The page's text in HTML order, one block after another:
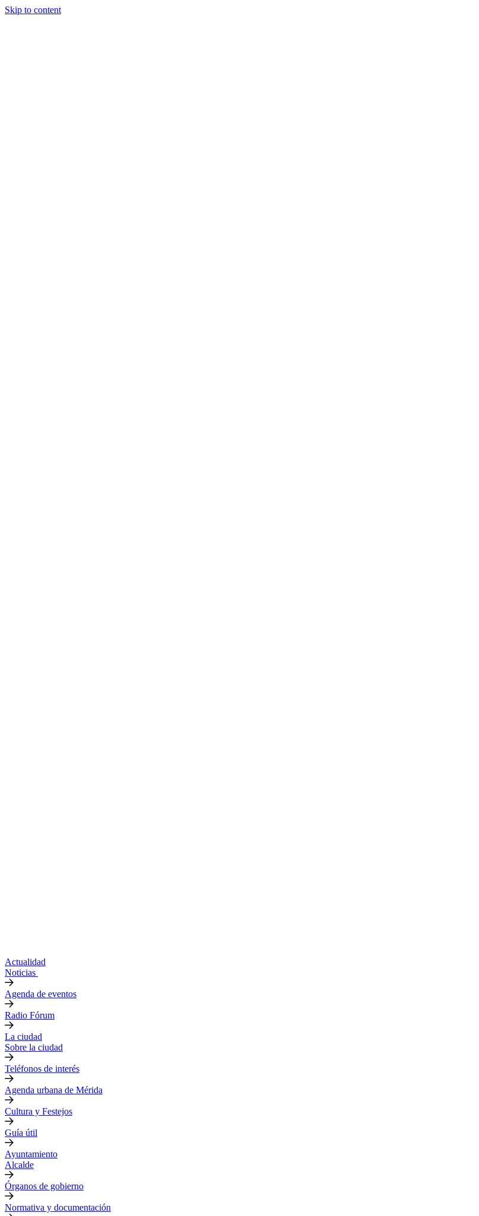
Skip to content
Actualidad
Noticias
Agenda de eventos
Radio Fórum
La ciudad
Sobre la ciudad
Teléfonos de interés
Agenda urbana de Mérida
Cultura y Festejos
Guía útil
Ayuntamiento
Alcalde
Órganos de gobierno
Normativa y documentación